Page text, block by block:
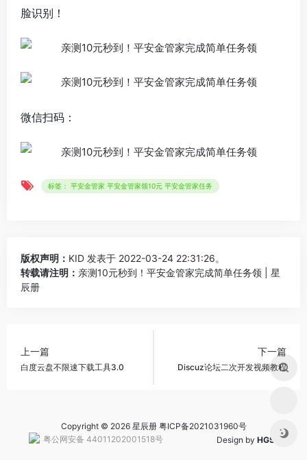
脸识别！
微信扫码：
标签： 平安金管家 平安金管家领10元 平安金管家任务
版权声明： KID 发表于 2022-03-24 22:31:26。
转载请注明： 亲测10元秒到！平安金管家完成简单任务领 | 星
辰册
上一篇
白度云盘不限速下载工具3.0
下一篇
Discuz论坛二次开发视频教程
Copyright © 2026 星辰册 粤ICP备2021031960号
粤公网安备 44011202001518号Design by HGS